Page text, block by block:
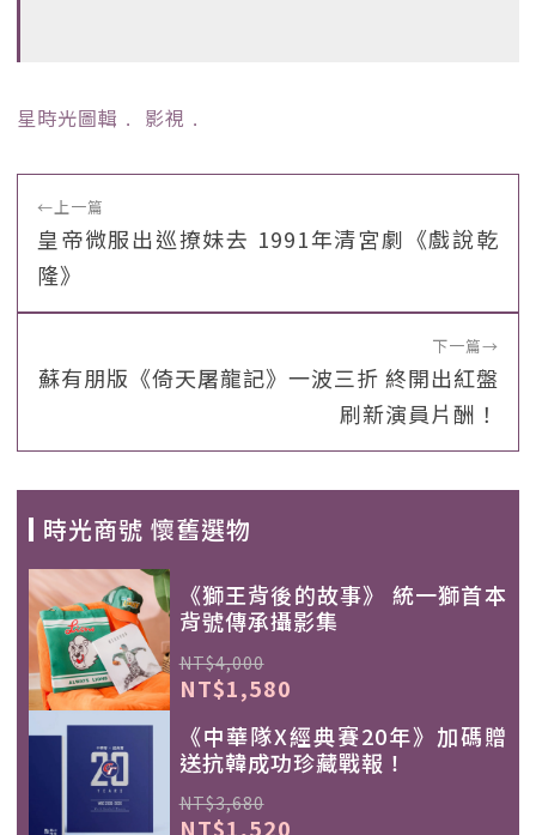
星時光圖輯 ﹒ 影視 ﹒
←上一篇
皇帝微服出巡撩妹去 1991年清宮劇《戲說乾
隆》
下一篇→
蘇有朋版《倚天屠龍記》一波三折 終開出紅盤
刷新演員片酬！
時光商號 懷舊選物
《獅王背後的故事》 統一獅首本
背號傳承攝影集
NT$4,000
NT$1,580
《中華隊X經典賽20年》加碼贈
送抗韓成功珍藏戰報！
NT$3,680
NT$1,520